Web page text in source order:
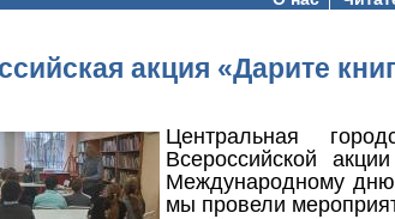
акция «Дарите
Центральная
Всероссийской
Международному
мы провели